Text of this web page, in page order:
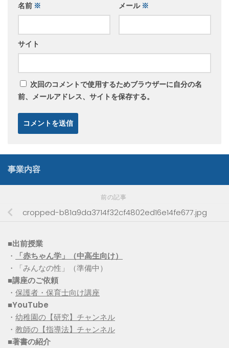
名前 ※ メール ※
サイト
次回のコメントで使用するためブラウザーに自分の名
前、メールアドレス、サイトを保存する。
事業内容
前の記事
cropped-b81a9da3714f32cf4802ed16e14fe677.jpg
■出前授業
・
「赤ちゃん学」（中高生向け）
・「みんなの性」（準備中）
■講座のご依頼
・ 保護者・保育士向け講座
■YouTube
・ 幼稚園の【研究】チャンネル
・ 教師の【指導法】チャンネル
■著書の紹介